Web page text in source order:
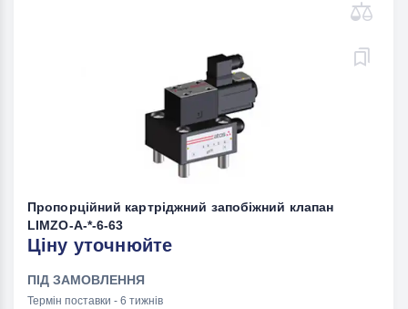
Пропорційний картріджний запобіжний клапан
LIMZO-A-*-6-63
Ціну уточнюйте
ПІД ЗАМОВЛЕННЯ
Термін поставки - 6 тижнів